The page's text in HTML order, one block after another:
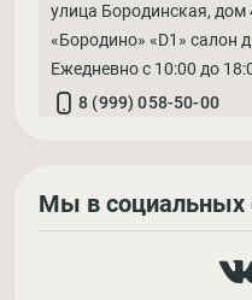
улица Бородинская, дом
«Бородино» «D1» салон
Ежедневно с 10:00 до
8 (999) 058-50-00
Мы в социальных